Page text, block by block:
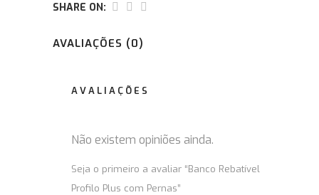
SHARE ON:
AVALIAÇÕES (0)
AVALIAÇÕES
Não existem opiniões ainda.
Seja o primeiro a avaliar “Banco Rebatível
Profilo Plus com Pernas”